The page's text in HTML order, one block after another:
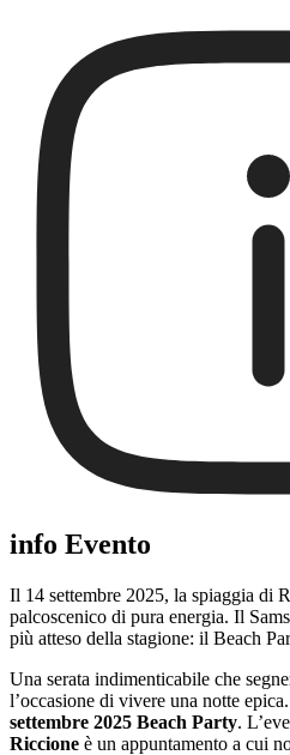
info Evento
Il 14 settembre 2025, la spiaggia di
palcoscenico di pura energia. Il
più atteso della stagione: il Beach
Una serata indimenticabile che
l’occasione di vivere una notte
settembre 2025 Beach Party.
Riccione è un appuntamento a cui